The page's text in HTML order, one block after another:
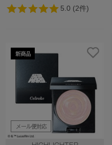
WARS Collection＞
新商品
メール便対応